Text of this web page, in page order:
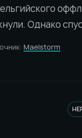
Однако
Maelstorm